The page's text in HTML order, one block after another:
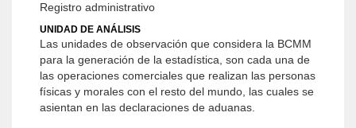
Registro administrativo
UNIDAD DE ANÁLISIS
Las unidades de observación que considera la BCMM
para la generación de la estadística, son cada una de
las operaciones comerciales que realizan las personas
físicas y morales con el resto del mundo, las cuales se
asientan en las declaraciones de aduanas.